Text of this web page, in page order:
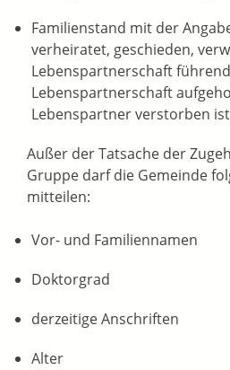
Familienstand mit der
verheiratet, geschieden,
Lebenspartnerschaft
Lebenspartnerschaft
Lebenspartner verstorben ist
Außer der Tatsache der
Gruppe darf die Gemeinde
mitteilen:
Vor- und Familiennamen
Doktorgrad
derzeitige Anschriften
Alter